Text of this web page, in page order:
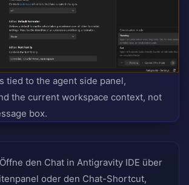
tied to the agent side panel,
the current workspace context, not
box.
Öffne den Chat in Antigravity IDE über
oder den Chat-Shortcut,